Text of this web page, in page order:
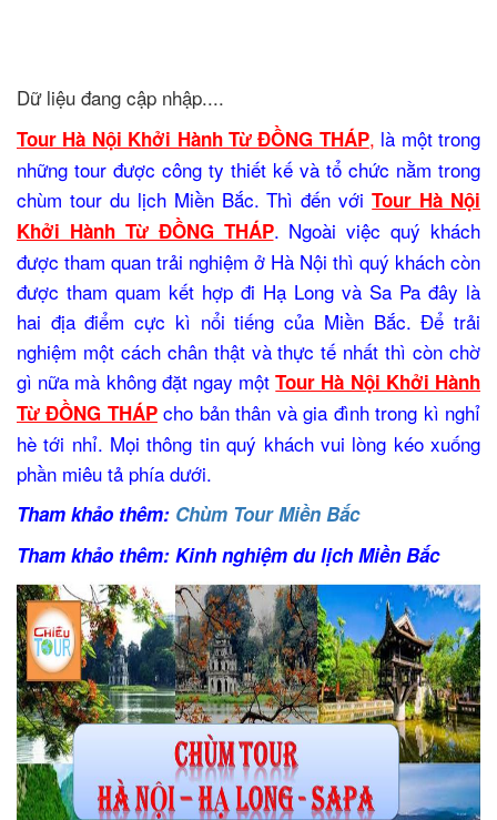
Dữ liệu đang cập nhập....
Tour Hà Nội Khởi Hành Từ ĐỒNG THÁP, là một trong
những tour được công ty thiết kế và tổ chức nằm trong
chùm tour du lịch Miền Bắc. Thì đến vớiTour Hà Nội
Khởi Hành Từ ĐỒNG THÁP. Ngoài việc quý khách
được tham quan trải nghiệm ở Hà Nội thì quý khách còn
được tham quam kết hợp đi Hạ Long và Sa Pa đây là
hai địa điểm cực kì nổi tiếng của Miền Bắc. Để trải
nghiệm một cách chân thật và thực tế nhất thì còn chờ
gì nữa mà không đặt ngay mộtTour Hà Nội Khởi Hành
Từ ĐỒNG THÁPcho bản thân và gia đình trong kì nghỉ
hè tới nhỉ. Mọi thông tin quý khách vui lòng kéo xuống
phần miêu tả phía dưới.
Tham khảo thêm: Chùm Tour Miền Bắc
Tham khảo thêm: Kinh nghiệm du lịch Miền Bắc